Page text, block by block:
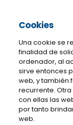
Cookies
Una cookie se
finalidad de
ordenador, al
sirve entonces
web, y también
recurrente.
con ellas las
por tanto
web.